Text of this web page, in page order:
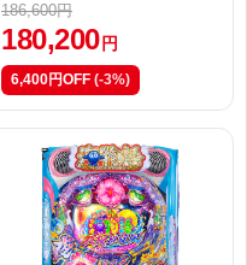
186,600円
180,200 円
6,400円OFF (-3%)